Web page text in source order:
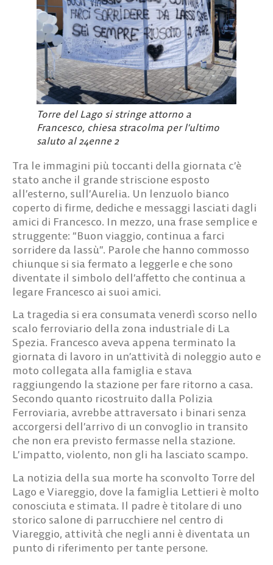
Torre del Lago si stringe attorno a
Francesco, chiesa stracolma per l’ultimo
saluto al 24enne 2
Tra le immagini più toccanti della giornata c’è
stato anche il grande striscione esposto
all’esterno, sull’Aurelia. Un lenzuolo bianco
coperto di firme, dediche e messaggi lasciati dagli
amici di Francesco. In mezzo, una frase semplice e
struggente: “Buon viaggio, continua a farci
sorridere da lassù”. Parole che hanno commosso
chiunque si sia fermato a leggerle e che sono
diventate il simbolo dell’affetto che continua a
legare Francesco ai suoi amici.
La tragedia si era consumata venerdì scorso nello
scalo ferroviario della zona industriale di La
Spezia. Francesco aveva appena terminato la
giornata di lavoro in un’attività di noleggio auto e
moto collegata alla famiglia e stava
raggiungendo la stazione per fare ritorno a casa.
Secondo quanto ricostruito dalla Polizia
Ferroviaria, avrebbe attraversato i binari senza
accorgersi dell’arrivo di un convoglio in transito
che non era previsto fermasse nella stazione.
L’impatto, violento, non gli ha lasciato scampo.
La notizia della sua morte ha sconvolto Torre del
Lago e Viareggio, dove la famiglia Lettieri è molto
conosciuta e stimata. Il padre è titolare di uno
storico salone di parrucchiere nel centro di
Viareggio, attività che negli anni è diventata un
punto di riferimento per tante persone.